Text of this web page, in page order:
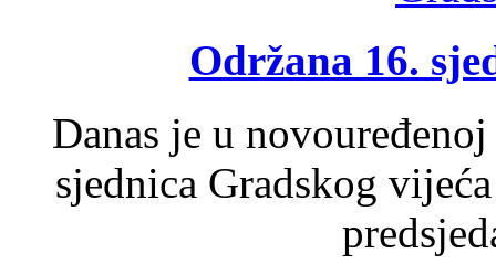
Održana 16.
Danas je u
sjednica Gradskog